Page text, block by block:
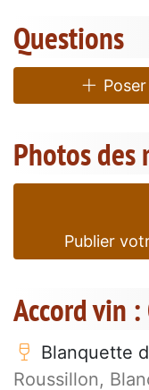
Questions
Photos des
Publier
Accord vin
Blanquette
Roussillon,